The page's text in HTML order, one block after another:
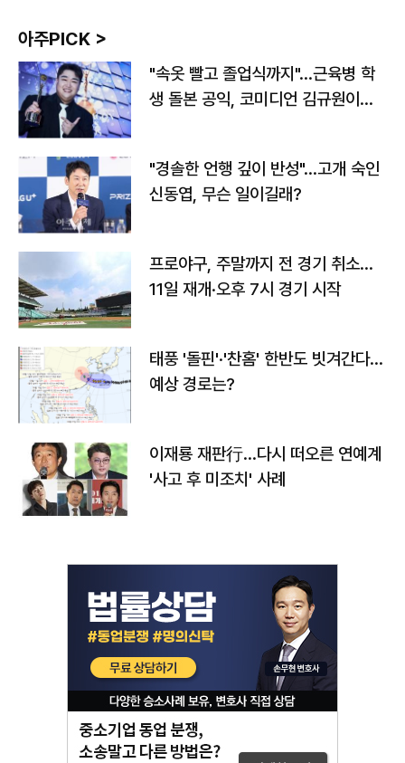
아주PICK >
"속옷 빨고 졸업식까지"…근육병 학
생 돌본 공익, 코미디언 김규원이었
"경솔한 언행 깊이 반성"…고개 숙인
신동엽, 무슨 일이길래?
프로야구, 주말까지 전 경기 취소…
11일 재개·오후 7시 경기 시작
태풍 '돌핀'·'찬홈' 한반도 빗겨간다…
예상 경로는?
이재룡 재판行…다시 떠오른 연예계
'사고 후 미조치' 사례